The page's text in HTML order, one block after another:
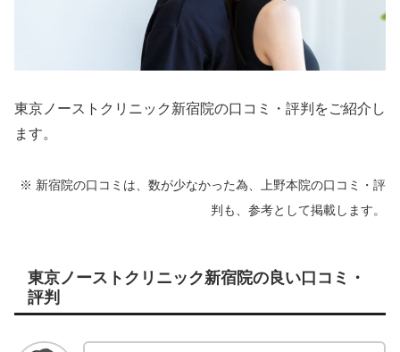
東京ノーストクリニック新宿院の口コミ・評判をご紹介し
ます。
※ 新宿院の口コミは、数が少なかった為、上野本院の口コミ・評
判も、参考として掲載します。
東京ノーストクリニック新宿院の良い口コミ・
評判